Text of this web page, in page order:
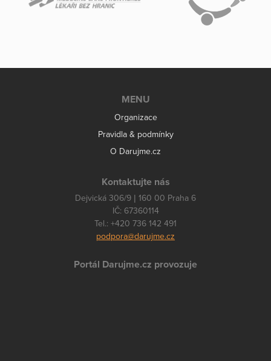
MENU
Organizace
Pravidla & podmínky
O Darujme.cz
Kontaktujte nás
Dejvická 306/9 | 160 00 Praha 6
IČ: 67360114
Tel.: +420 736 142 491
podpora@darujme.cz
Portál Darujme.cz provozuje